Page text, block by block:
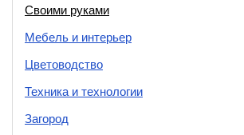
Своими руками
Мебель и интерьер
Цветоводство
Техника и технологии
Загород